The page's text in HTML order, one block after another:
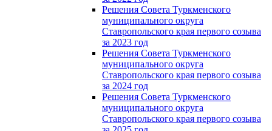
Решения Совета Туркменского
муниципального округа
Ставропольского края первого созыва
за 2023 год
Решения Совета Туркменского
муниципального округа
Ставропольского края первого созыва
за 2024 год
Решения Совета Туркменского
муниципального округа
Ставропольского края первого созыва